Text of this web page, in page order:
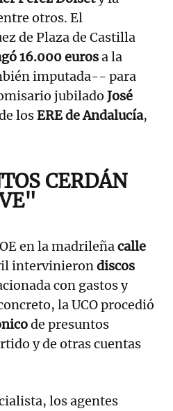
otros. El
de Plaza de Castilla
16.000 eurosa la
imputada-- para
jubilado José
losERE de Andalucía,
CERDÁN
en la madrileñacalle
intervinierondiscos
con gastos y
la UCO procedió
de presuntos
y de otras cuentas
los agentes